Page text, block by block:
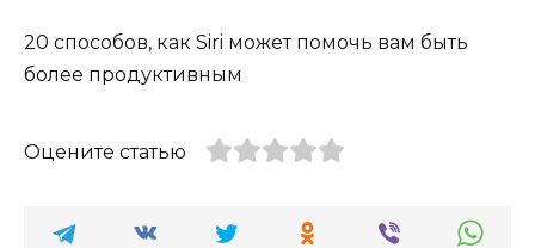
20 способов, как Siri может помочь вам быть
более продуктивным
Оцените статью